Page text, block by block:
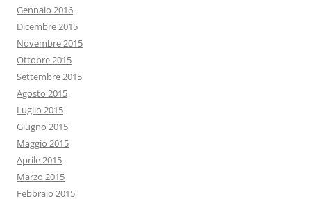
Gennaio 2016
Dicembre 2015
Novembre 2015
Ottobre 2015
Settembre 2015
Agosto 2015
Luglio 2015
Giugno 2015
Maggio 2015
Aprile 2015
Marzo 2015
Febbraio 2015